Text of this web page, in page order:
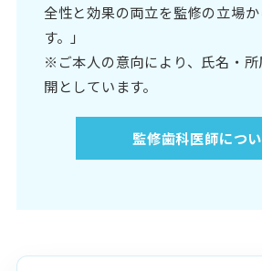
全性と効果の両立を監修の立場
す。」
※ご本人の意向により、氏名・
開としています。
監修歯科医師につ